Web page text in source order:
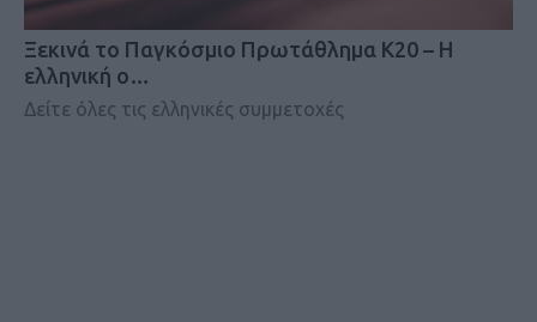
Ξεκινά το Παγκόσμιο Πρωτάθλημα Κ20 – Η
ελληνική ο…
Δείτε όλες τις ελληνικές συμμετοχές